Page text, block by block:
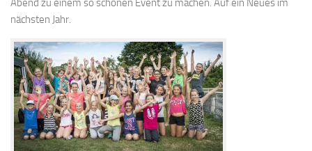
nächsten Jahr.